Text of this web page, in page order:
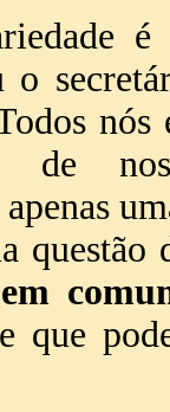
nós
questão
que